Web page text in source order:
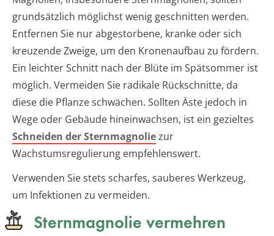
grundsätzlich möglichst wenig geschnitten werden.
Entfernen Sie nur abgestorbene, kranke oder sich
kreuzende Zweige, um den Kronenaufbau zu fördern.
Ein leichter Schnitt nach der Blüte im Spätsommer ist
möglich. Vermeiden Sie radikale Rückschnitte, da
diese die Pflanze schwächen. Sollten Äste jedoch in
Wege oder Gebäude hineinwachsen, ist ein gezieltes
Schneiden der Sternmagnoliezur
Wachstumsregulierung empfehlenswert.
Verwenden Sie stets scharfes, sauberes Werkzeug,
um Infektionen zu vermeiden.
Sternmagnolie vermehren